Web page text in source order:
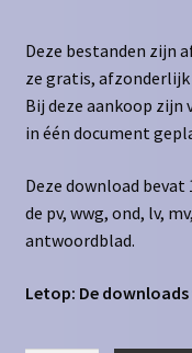
Deze bestanden zijn
ze gratis,
Bij deze aankoop zijn
in één document
Deze download
de pv, wwg, ond, lv,
antwoordblad.
Letop: De